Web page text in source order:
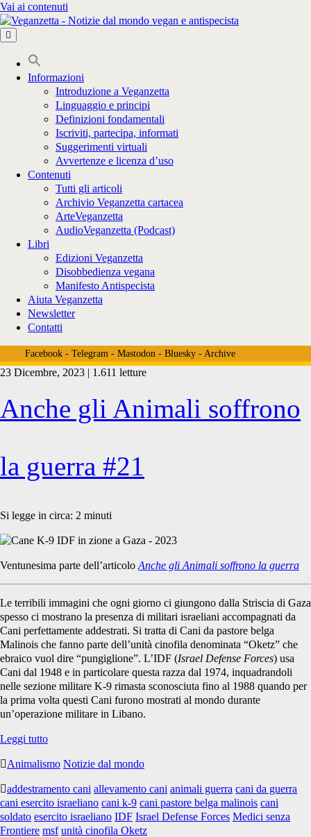
Vai ai contenuti
Informazioni
Introduzione a Veganzetta
Linguaggio e principi
Definizioni fondamentali
Iscriviti, partecipa, informati
Suggerimenti virtuali
Avvertenze e licenza d’uso
Contenuti
Tutti gli articoli
Archivio Veganzetta cartacea
ArteVeganzetta
AudioVeganzetta (Podcast)
Libri
Edizioni Veganzetta
Disobbedienza vegana
Manifesto Antispecista
Aiuta Veganzetta
Newsletter
Contatti
Facebook- Telegram- Mastodon- Bluesky- Archive
Tag:
<span>addestramento
cani</span>
23 Dicembre, 2023 | 1.611 letture
Anche gli Animali soffrono
la guerra #21
Si legge in circa: 2 minuti
Ventunesima parte dell’articolo Anche gli Animali soffrono la guerra
Le terribili immagini che ogni giorno ci giungono dalla Striscia di Gaza
spesso ci mostrano la presenza di militari israeliani accompagnati da
Cani perfettamente addestrati. Si tratta di Cani da pastore belga
Malinois che fanno parte dell’unità cinofila denominata “Oketz” che
ebraico vuol dire “pungiglione”. L’IDF (Israel Defense Forces) usa
Cani dal 1948 e in particolare questa razza dal 1974, inquadrandoli
nelle sezione militare K-9 rimasta sconosciuta fino al 1988 quando per
la prima volta questi Cani furono mostrati al mondo durante
un’operazione militare in Libano.
Leggi tuttoAnche
Animali
la
guerra
#21
Animalismo Notizie dal mondo
addestramento cani allevamento cani animali guerra cani da guerra
cani esercito israeliano cani k-9 cani pastore belga malinois cani
soldato esercito israeliano IDF Israel Defense Forces Medici senza
Frontiere msf unità cinofila Oketz